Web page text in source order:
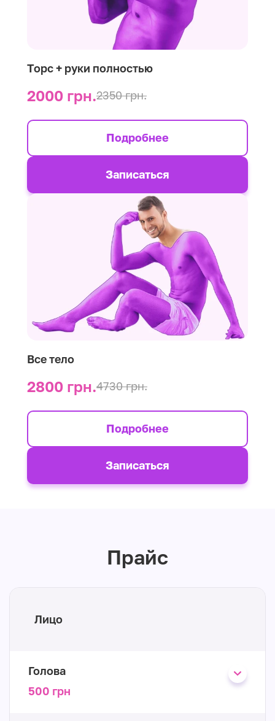
Торс + руки полностью
2000 грн.2350 грн.
Подробнее
Записаться
Все тело
2800 грн.4730 грн.
Подробнее
Записаться
Прайс
Лицо
Голова
500 грн